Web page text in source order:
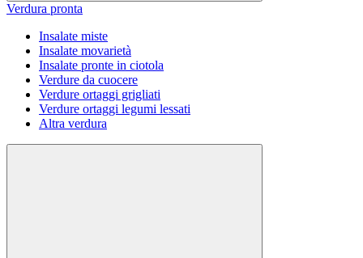
Verdura pronta
Insalate miste
Insalate movarietà
Insalate pronte in ciotola
Verdure da cuocere
Verdure ortaggi grigliati
Verdure ortaggi legumi lessati
Altra verdura